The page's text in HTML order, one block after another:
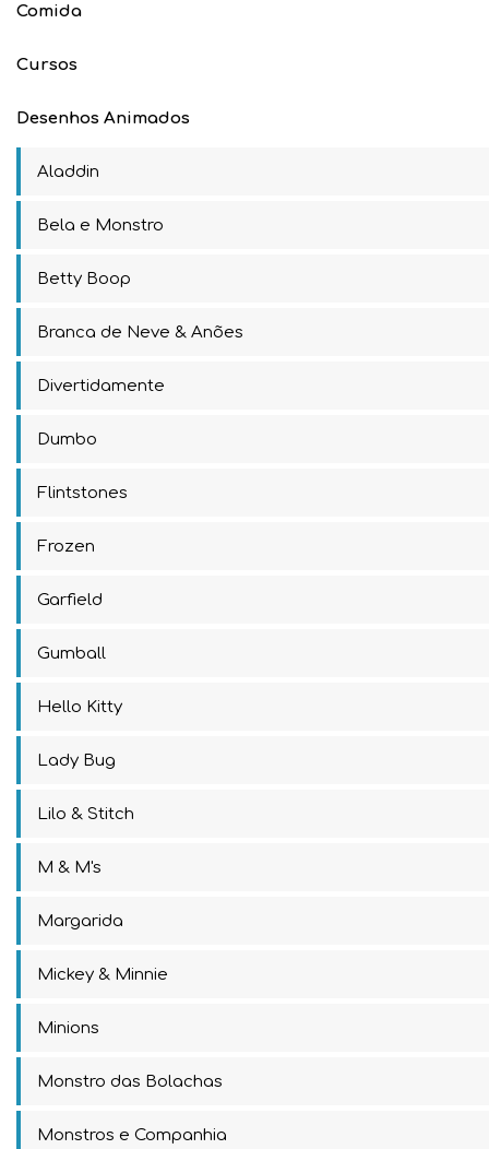
Comida
Cursos
Desenhos Animados
Aladdin
Bela e Monstro
Betty Boop
Branca de Neve & Anões
Divertidamente
Dumbo
Flintstones
Frozen
Garfield
Gumball
Hello Kitty
Lady Bug
Lilo & Stitch
M & M's
Margarida
Mickey & Minnie
Minions
Monstro das Bolachas
Monstros e Companhia